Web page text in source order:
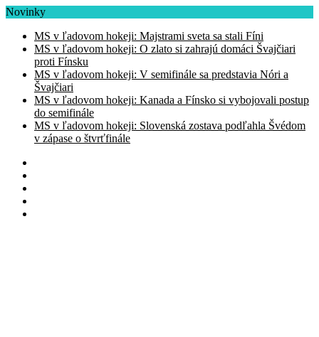
Novinky
MS v ľadovom hokeji: Majstrami sveta sa stali Fíni
MS v ľadovom hokeji: O zlato si zahrajú domáci Švajčiari
proti Fínsku
MS v ľadovom hokeji: V semifinále sa predstavia Nóri a
Švajčiari
MS v ľadovom hokeji: Kanada a Fínsko si vybojovali postup
do semifinále
MS v ľadovom hokeji: Slovenská zostava podľahla Švédom
v zápase o štvrťfinále